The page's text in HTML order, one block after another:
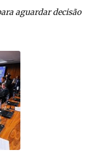
aguardar decisão